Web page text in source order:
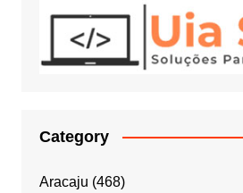
Category
Aracaju (468)